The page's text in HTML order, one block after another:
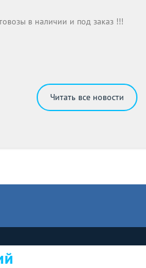
в наличии и под заказ !!!
Читать все новости